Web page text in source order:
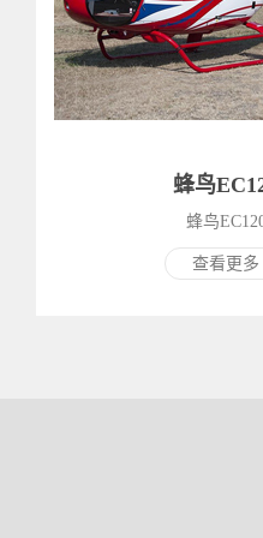
蜂鸟
蜂鸟
查看更多